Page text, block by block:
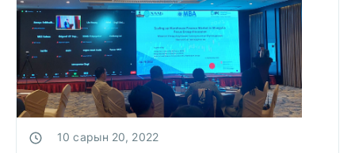
10 сарын 20, 2022